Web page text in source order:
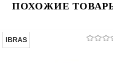
ПОХОЖИЕ
IBRAS